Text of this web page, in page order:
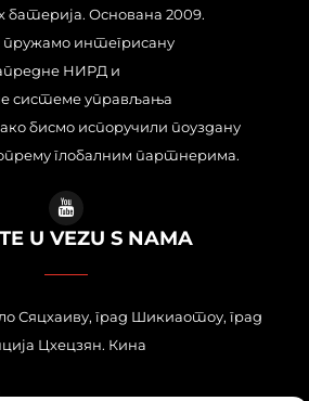
батерија. Основана 2009.
пружамо интегрисану
НИРД и
системе управљања
бисмо испоручили поуздану
глобалним партнерима.
U VEZU S NAMA
Сяцхаиву, град Шикиаотоу, град
Цхецзян. Кина